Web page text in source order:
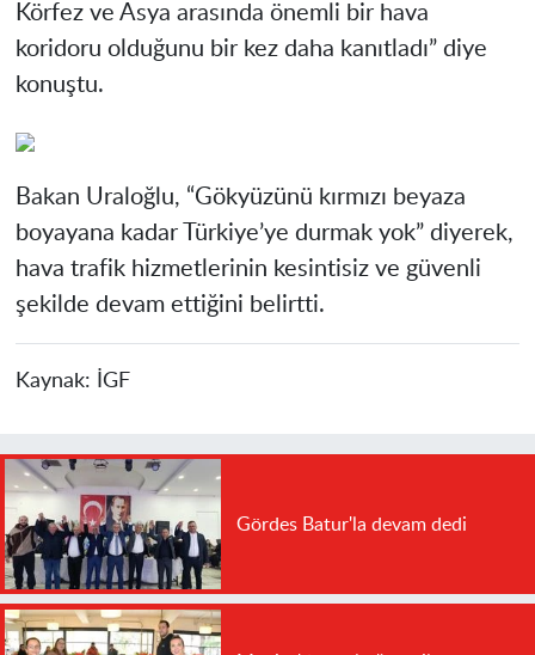
Körfez ve Asya arasında önemli bir hava
koridoru olduğunu bir kez daha kanıtladı” diye
konuştu.
Bakan Uraloğlu, “Gökyüzünü kırmızı beyaza
boyayana kadar Türkiye’ye durmak yok” diyerek,
hava trafik hizmetlerinin kesintisiz ve güvenli
şekilde devam ettiğini belirtti.
Kaynak: İGF
Gördes Batur'la devam dedi